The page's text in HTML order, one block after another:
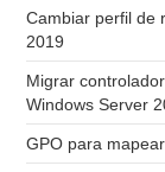
Cambiar perfil de
2019
Migrar
Windows Server
GPO para